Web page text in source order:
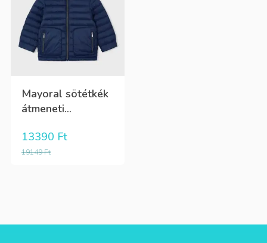
Mayoral sötétkék
átmeneti...
19149Ft
13390 Ft